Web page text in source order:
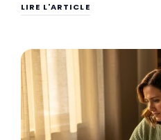
LIRE L'ARTICLE